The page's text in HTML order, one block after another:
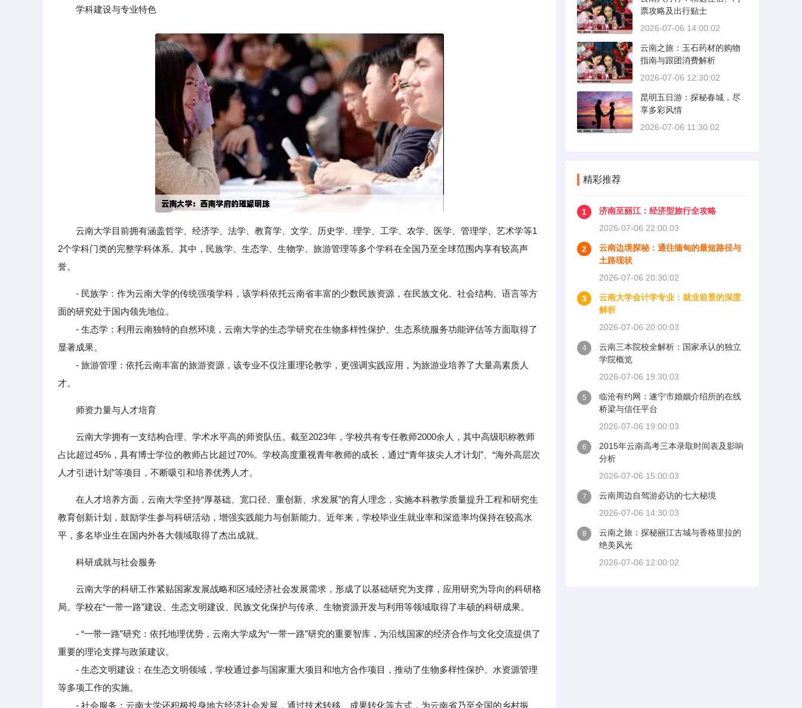
学科建设与专业特色
云南大学目前拥有涵盖哲学、经济学、法学、教育学、文学、历史学、理学、工学、农学、医学、管理学、艺术学等1
2个学科门类的完整学科体系。其中，民族学、生态学、生物学、旅游管理等多个学科在全国乃至全球范围内享有较高声
誉。
- 民族学：作为云南大学的传统强项学科，该学科依托云南省丰富的少数民族资源，在民族文化、社会结构、语言等方
面的研究处于国内领先地位。
- 生态学：利用云南独特的自然环境，云南大学的生态学研究在生物多样性保护、生态系统服务功能评估等方面取得了
显著成果。
- 旅游管理：依托云南丰富的旅游资源，该专业不仅注重理论教学，更强调实践应用，为旅游业培养了大量高素质人
才。
师资力量与人才培育
云南大学拥有一支结构合理、学术水平高的师资队伍。截至2023年，学校共有专任教师2000余人，其中高级职称教师
占比超过45%，具有博士学位的教师占比超过70%。学校高度重视青年教师的成长，通过“青年拔尖人才计划”、“海外高层次
人才引进计划”等项目，不断吸引和培养优秀人才。
在人才培养方面，云南大学坚持“厚基础、宽口径、重创新、求发展”的育人理念，实施本科教学质量提升工程和研究生
教育创新计划，鼓励学生参与科研活动，增强实践能力与创新能力。近年来，学校毕业生就业率和深造率均保持在较高水
平，多名毕业生在国内外各大领域取得了杰出成就。
科研成就与社会服务
云南大学的科研工作紧贴国家发展战略和区域经济社会发展需求，形成了以基础研究为支撑，应用研究为导向的科研格
局。学校在“一带一路”建设、生态文明建设、民族文化保护与传承、生物资源开发与利用等领域取得了丰硕的科研成果。
- “一带一路”研究：依托地理优势，云南大学成为“一带一路”研究的重要智库，为沿线国家的经济合作与文化交流提供了
重要的理论支撑与政策建议。
- 生态文明建设：在生态文明领域，学校通过参与国家重大项目和地方合作项目，推动了生物多样性保护、水资源管理
等多项工作的实施。
- 社会服务：云南大学还积极投身地方经济社会发展，通过技术转移、成果转化等方式，为云南省乃至全国的乡村振
票攻略及出行贴士
2026-07-06 14:00:02
云南之旅：玉石药材的购物
指南与跟团消费解析
2026-07-06 12:30:02
昆明五日游：探秘春城，尽
享多彩风情
2026-07-06 11:30:02
精彩推荐
1
济南至丽江：经济型旅行全攻略
2026-07-06 22:00:03
2
云南边境探秘：通往缅甸的最短路径与
土路现状
2026-07-06 20:30:02
3
云南大学会计学专业：就业前景的深度
解析
2026-07-06 20:00:03
4
云南三本院校全解析：国家承认的独立
学院概览
2026-07-06 19:30:03
5
临沧有约网：遂宁市婚姻介绍所的在线
桥梁与信任平台
2026-07-06 19:00:03
6
2015年云南高考三本录取时间表及影响
分析
2026-07-06 15:00:03
7
云南周边自驾游必访的七大秘境
2026-07-06 14:30:03
8
云南之旅：探秘丽江古城与香格里拉的
绝美风光
2026-07-06 12:00:02